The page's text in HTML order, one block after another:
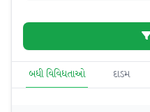
બધી વિવિધતાઓ દાડમ